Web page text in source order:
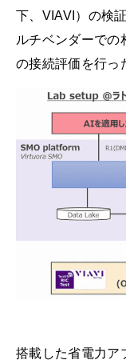
下、VIAVI）の検
ルチベンダーでの
の接続評価を行っ
搭載した省電力ア